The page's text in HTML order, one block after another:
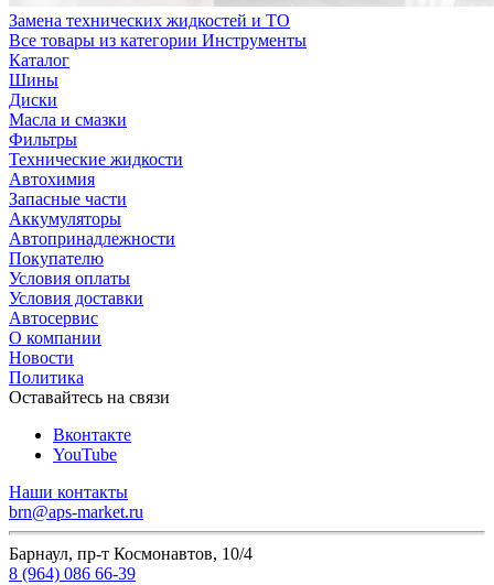
Замена технических жидкостей и ТО
Все товары из категории Инструменты
Каталог
Шины
Диски
Масла и смазки
Фильтры
Технические жидкости
Автохимия
Запасные части
Аккумуляторы
Автопринадлежности
Покупателю
Условия оплаты
Условия доставки
Автосервис
О компании
Новости
Политика
Оставайтесь на связи
Вконтакте
YouTube
Наши контакты
brn@aps-market.ru
Барнаул, пр-т Космонавтов, 10/4
8 (964) 086 66-39